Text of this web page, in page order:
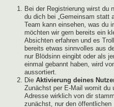
Bei der Registrierung wirst du
du dich bei „Gemeinsam statt
Team kann einsehen, was du
möchten wir gern bereits ein
Absichten erfahren und es
bereits etwas sinnvolles aus
nur Blödsinn eingibt oder als
einmal gebannt haben, wird
aussortiert.
Die Aktivierung deines
Zunächst per E-Mail womit du
Adresse wirklich von dir
zunächst, nur den